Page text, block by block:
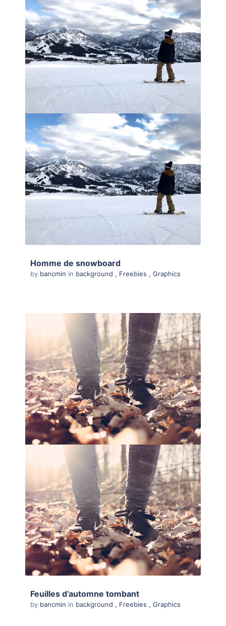
Homme de snowboard
by bancmin in background , Freebies , Graphics
Feuilles d’automne tombant
by bancmin in background , Freebies , Graphics